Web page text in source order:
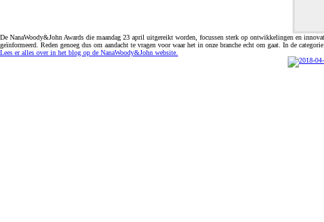
De NanaWoody&John Awards die maandag 23 april uitgereikt worden, focussen sterk op ontwikkelingen en
geïnformeerd. Reden genoeg dus om aandacht te vragen voor waar het in onze branche echt om gaat. In de
Lees er alles over in het blog op de NanaWoody&John website.